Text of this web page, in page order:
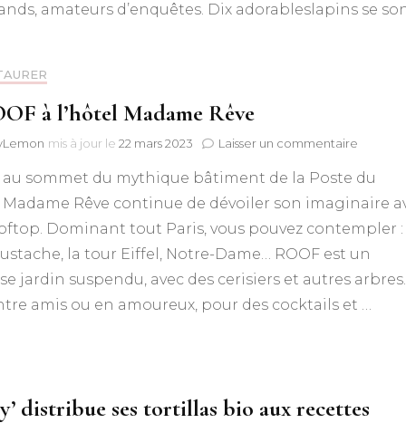
Village
amateurs d’enquêtes. Dix adorableslapins se
à l’hôtel Madame Rêve
mis à jour le 22 mars 2023 Laisser un commentaire
ROOF
Madame
Rêve
au sommet du mythique bâtiment de la Poste du
Madame Rêve continue de dévoiler son imaginaire
Dominant tout Paris, vous pouvez contempler :
la tour Eiffel, Notre-Dame… ROOF est un
jardin suspendu, avec des cerisiers et autres arbres.
amis ou en amoureux, pour des cocktails et …
distribue ses tortillas bio aux recettes